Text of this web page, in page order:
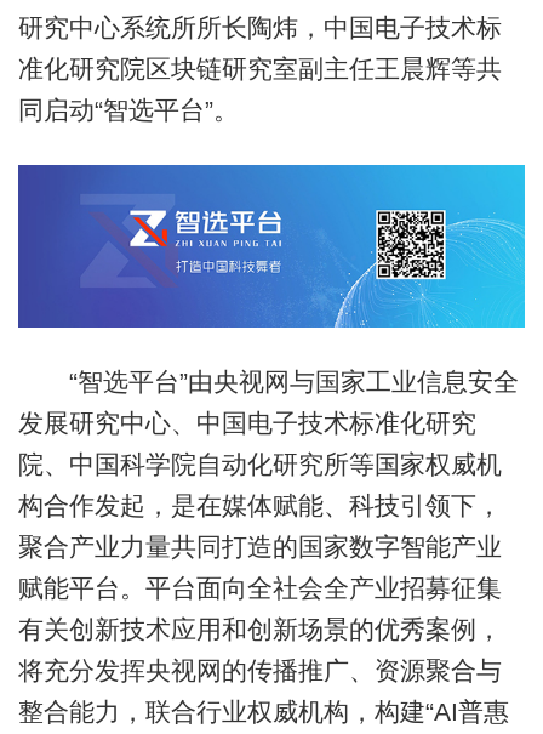
研究中心系统所所长陶炜，中国电子技术标
准化研究院区块链研究室副主任王晨辉等共
同启动“智选平台”。
“智选平台”由央视网与国家工业信息安全
发展研究中心、中国电子技术标准化研究
院、中国科学院自动化研究所等国家权威机
构合作发起，是在媒体赋能、科技引领下，
聚合产业力量共同打造的国家数字智能产业
赋能平台。平台面向全社会全产业招募征集
有关创新技术应用和创新场景的优秀案例，
将充分发挥央视网的传播推广、资源聚合与
整合能力，联合行业权威机构，构建“AI普惠